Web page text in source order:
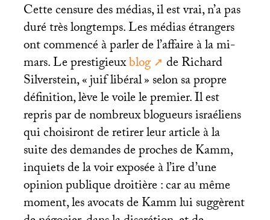
Cette censure des médias, il est vrai, n’a pas
duré très longtemps. Les médias étrangers
ont commencé à parler de l’affaire à la mi-
mars. Le prestigieuxblog
de Richard
Silverstein, «juif libéral» selon sa propre
définition, lève le voile le premier. Il est
repris par de nombreux blogueurs israéliens
qui choisiront de retirer leur article à la
suite des demandes de proches de Kamm,
inquiets de la voir exposée à l’ire d’une
opinion publique droitière : car au même
moment, les avocats de Kamm lui suggèrent